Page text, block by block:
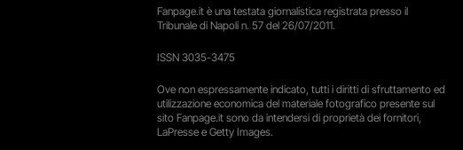
Fanpage.it è una testata giornalistica registrata presso il
Tribunale di Napoli n. 57 del 26/07/2011.
ISSN 3035-3475
Ove non espressamente indicato, tutti i diritti di sfruttamento ed
utilizzazione economica del materiale fotografico presente sul
sito Fanpage.it sono da intendersi di proprietà dei fornitori,
LaPresse e Getty Images.